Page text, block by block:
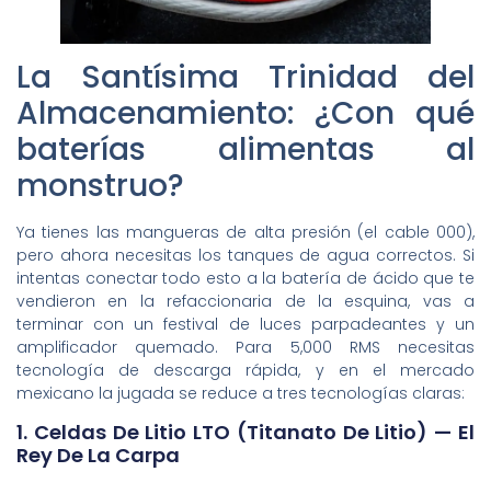
La Santísima Trinidad del
Almacenamiento: ¿Con qué
baterías alimentas al
monstruo?
Ya tienes las mangueras de alta presión (el cable 000),
pero ahora necesitas los tanques de agua correctos. Si
intentas conectar todo esto a la batería de ácido que te
vendieron en la refaccionaria de la esquina, vas a
terminar con un festival de luces parpadeantes y un
amplificador quemado. Para 5,000 RMS necesitas
tecnología de descarga rápida, y en el mercado
mexicano la jugada se reduce a tres tecnologías claras:
1. Celdas De Litio LTO (Titanato De Litio) — El
Rey De La Carpa